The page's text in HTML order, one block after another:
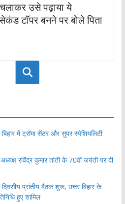
उसे पढ़ाया ये
टॉपर बनने पर बोले पिता
खोजें
में ट्रॉमा सेंटर और सुपर स्पेशियलिटी
रविंद्र कुमार तांती के 70वीं जयंती पर दी
दिवसीय प्रांतीय बैठक शुरू, उत्तर बिहार के
हुए शामिल